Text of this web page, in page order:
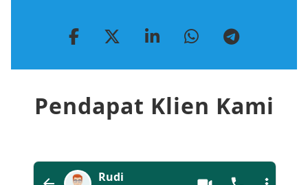
Pendapat Klien Kami
Rudi